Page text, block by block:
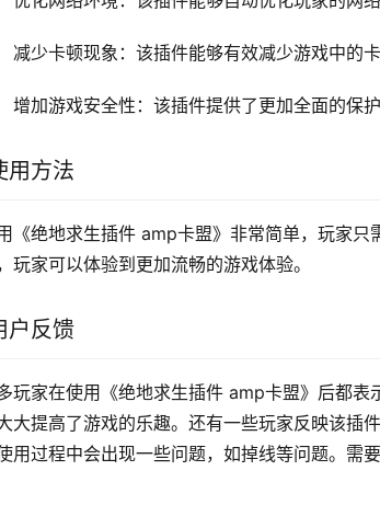
减少卡顿现象：该插件能够有效减少游戏中的
增加游戏安全性：该插件提供了更加全面的保
用方法
《绝地求生插件 amp卡盟》非常简单，玩家
玩家可以体验到更加流畅的游戏体验。
户反馈
玩家在使用《绝地求生插件 amp卡盟》后都
大提高了游戏的乐趣。还有一些玩家反映该插
用过程中会出现一些问题，如掉线等问题。需